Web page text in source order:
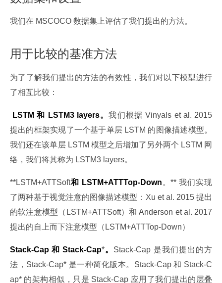
我们在 MSCOCO 数据集上评估了我们提出的方法。
用于比较的基准方法
为了了解我们提出的方法的有效性，我们对以下模型进行
了相互比较：
LSTM 和 LSTM3 layers。我们根据 Vinyals et al. 2015
提出的框架实现了一个基于单层 LSTM 的图像描述模型。
我们还在该单层 LSTM 模型之后增加了另外两个 LSTM 网
络，我们将其称为 LSTM3 layers。
**LSTM+ATTSoft和 LSTM+ATTTop-Down 。** 我们实现
了两种基于视觉注意的图像描述模型：Xu et al. 2015 提出
的软注意模型（LSTM+ATTSoft）和 Anderson et al. 2017
提出的自上而下注意模型（LSTM+ATTTop-Down）
Stack-Cap 和 Stack-Cap*。 Stack-Cap 是我们提出的方
法，Stack-Cap* 是一种简化版本。Stack-Cap 和 Stack-C
ap* 的架构相似，只是 Stack-Cap 应用了我们提出的层叠